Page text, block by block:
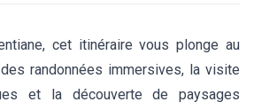
cet itinéraire vous plonge au
randonnées immersives, la visite
et la découverte de paysages